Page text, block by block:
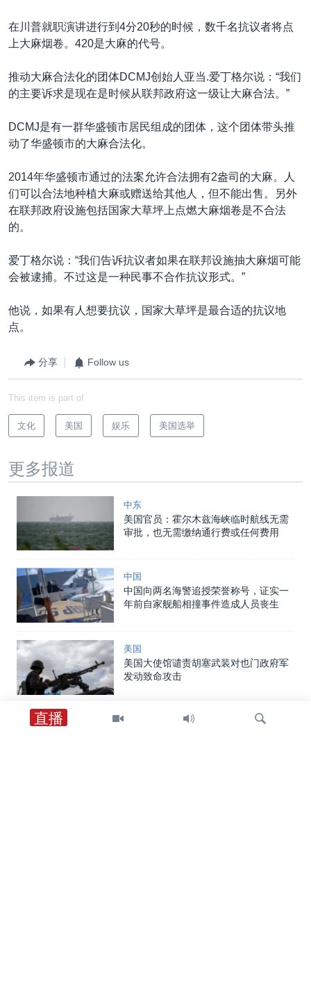
GEN Z 看美国
直播
在川普就职演讲进行到4分20秒的时候，数千名抗议者将点
上大麻烟卷。420是大麻的代号。
推动大麻合法化的团体DCMJ创始人亚当.爱丁格尔说：“我们
的主要诉求是现在是时候从联邦政府这一级让大麻合法。”
DCMJ是有一群华盛顿市居民组成的团体，这个团体带头推
动了华盛顿市的大麻合法化。
2014年华盛顿市通过的法案允许合法拥有2盎司的大麻。人
们可以合法地种植大麻或赠送给其他人，但不能出售。另外
在联邦政府设施包括国家大草坪上点燃大麻烟卷是不合法
的。
爱丁格尔说：“我们告诉抗议者如果在联邦设施抽大麻烟可能
会被逮捕。不过这是一种民事不合作抗议形式。”
他说，如果有人想要抗议，国家大草坪是最合适的抗议地
点。
分享 Follow us
This item is part of
文化 美国 娱乐 美国选举
更多报道
中东
美国官员：霍尔木兹海峡临时航线无需
审批，也无需缴纳通行费或任何费用
中国
中国向两名海警追授荣誉称号，证实一
年前自家舰船相撞事件造成人员丧生
美国
美国大使馆谴责胡塞武装对也门政府军
发动致命攻击